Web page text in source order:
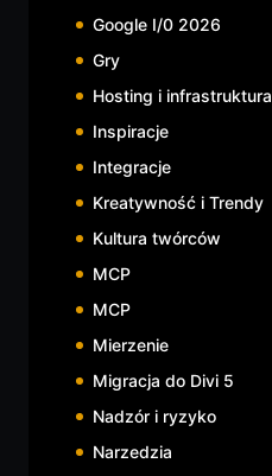
Google I/0 2026
Gry
Hosting i infrastruktura
Inspiracje
Integracje
Kreatywność i Trendy
Kultura twórców
MCP
MCP
Mierzenie
Migracja do Divi 5
Nadzór i ryzyko
Narzedzia